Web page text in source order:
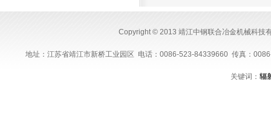
Copyright © 2013 靖江中钢联合冶金机械科技
地址：江苏省靖江市新桥工业园区 电话：0086-523-84339660 传真：
关键词：辐